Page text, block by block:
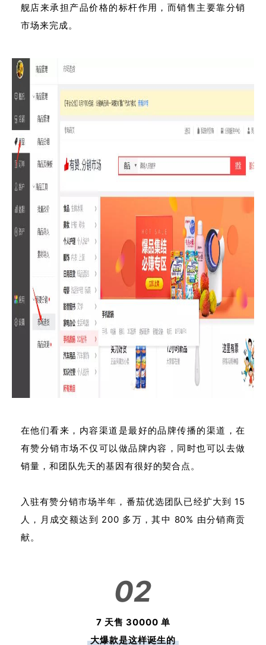
舰店来承担产品价格的标杆作用，而销售主要靠分销
市场来完成。
在他们看来，内容渠道是最好的品牌传播的渠道，在
有赞分销市场不仅可以做品牌内容，同时也可以去做
销量，和团队先天的基因有很好的契合点。
入驻有赞分销市场半年，番茄优选团队已经扩大到 15
人，月成交额达到 200 多万，其中 80% 由分销商贡
献。
02
7 天售 30000 单
大爆款是这样诞生的